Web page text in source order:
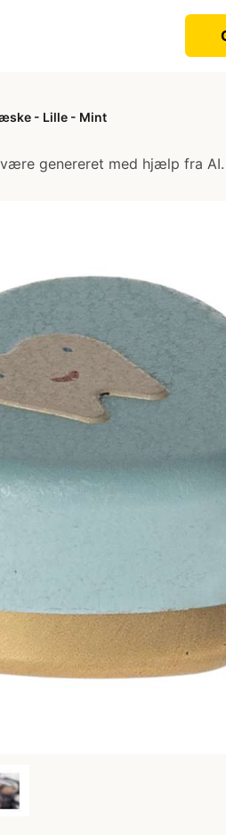
- Lille - Mint
genereret med hjælp fra AI.